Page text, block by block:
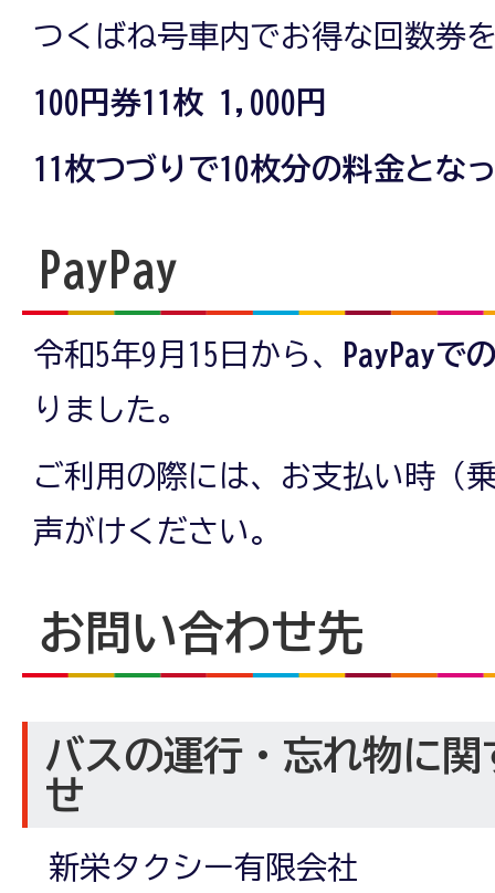
つくばね号車内でお得な回数券
100円券11枚 1,000円
11枚つづりで10枚分の料金とな
PayPay
令和5年9月15日から、
PayPayで
りました。
ご利用の際には、お支払い時（
声がけください。
お問い合わせ先
バスの運行・忘れ物に
せ
新栄タクシー有限会社